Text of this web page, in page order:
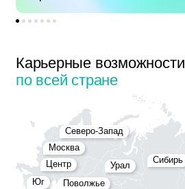
Карьерные возможности
по всей стране
Северо-Запад
Москва
Центр
Юг
Поволжье
Урал
Сибирь